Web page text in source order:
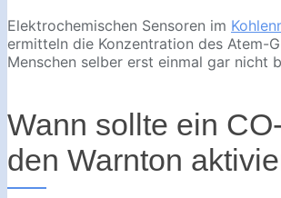
Elektrochemischen Sensoren im
ermitteln die Konzentration des Atem-
Menschen selber erst einmal gar nicht
Wann sollte ein
den Warnton